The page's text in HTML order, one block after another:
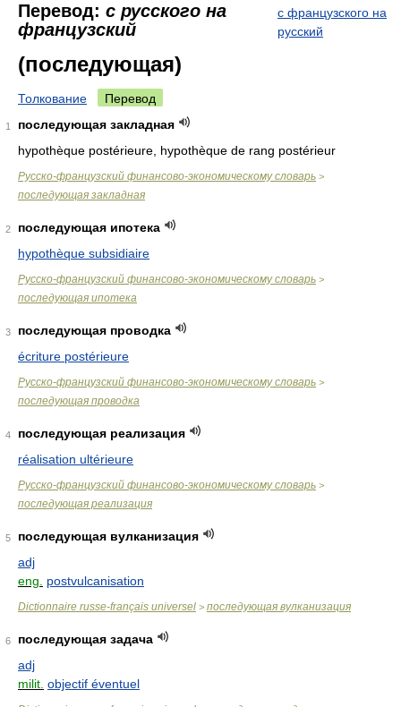
Перевод: с русского на
французский
с французского на
русский
(последующая)
Толкование Перевод
1
последующая закладная
hypothèque postérieure, hypothèque de rang postérieur
Русско-французский финансово-экономическому словарь >
последующая закладная
2
последующая ипотека
hypothèque subsidiaire
Русско-французский финансово-экономическому словарь >
последующая ипотека
3
последующая проводка
écriture postérieure
Русско-французский финансово-экономическому словарь >
последующая проводка
4
последующая реализация
réalisation ultérieure
Русско-французский финансово-экономическому словарь >
последующая реализация
5
последующая вулканизация
adj
eng.
postvulcanisation
Dictionnaire russe-français universel > последующая вулканизация
6
последующая задача
adj
milit. objectif éventuel